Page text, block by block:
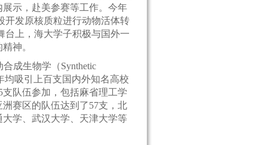
示，赴美参赛等工作。今年
开发原核质粒进行动物活体转
台上，海大学子积极与国外一
神。
成生物学（Synthetic
均吸引上百支国内外知名高校
队伍参加，包括麻省理工学
赛区的队伍达到了57支，北
学、武汉大学、天津大学等